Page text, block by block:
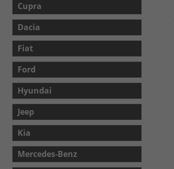
Cupra
Dacia
Fiat
Ford
Hyundai
Jeep
Kia
Mercedes-Benz